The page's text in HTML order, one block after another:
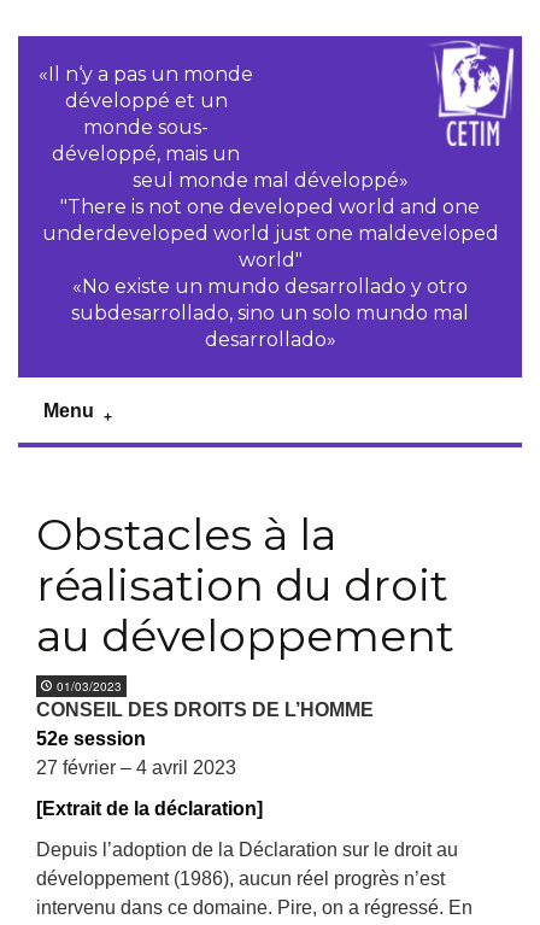
«Il n‘y a pas un monde
développé et un
monde sous-
développé, mais un
seul monde mal développé»
"There is not one developed world and one
underdeveloped world just one maldeveloped
world"
«No existe un mundo desarrollado y otro
subdesarrollado, sino un solo mundo mal
desarrollado»
Menu
Obstacles à la
réalisation du droit
au développement
01/03/2023
CONSEIL DES DROITS DE L’HOMME
52e session
27 février – 4 avril 2023
[Extrait de la déclaration]
Depuis l’adoption de la Déclaration sur le droit au
développement (1986), aucun réel progrès n’est
intervenu dans ce domaine. Pire, on a régressé. En